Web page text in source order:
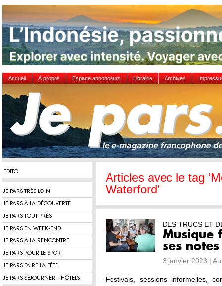
Accueil À propos Espace annonceurs Librairie Archives
EDITO
JE PARS TRÈS LOIN
JE PARS À LA DÉCOUVERTE
JE PARS TOUT PRÈS
JE PARS EN WEEK-END
JE PARS À LA RENCONTRE
JE PARS POUR LE SPORT
JE PARS FAIRE LA FÊTE
JE PARS SÉJOURNER – HÔTELS
Articles avec le tag
Waterford’
DES TRUCS ET
Musique
ses
3 janvier 2023 |
Festivals, sessions informelles,